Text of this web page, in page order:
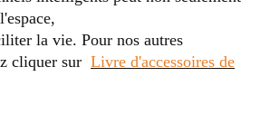
la vie. Pour nos autres
cliquer sur Livre d'accessoires de